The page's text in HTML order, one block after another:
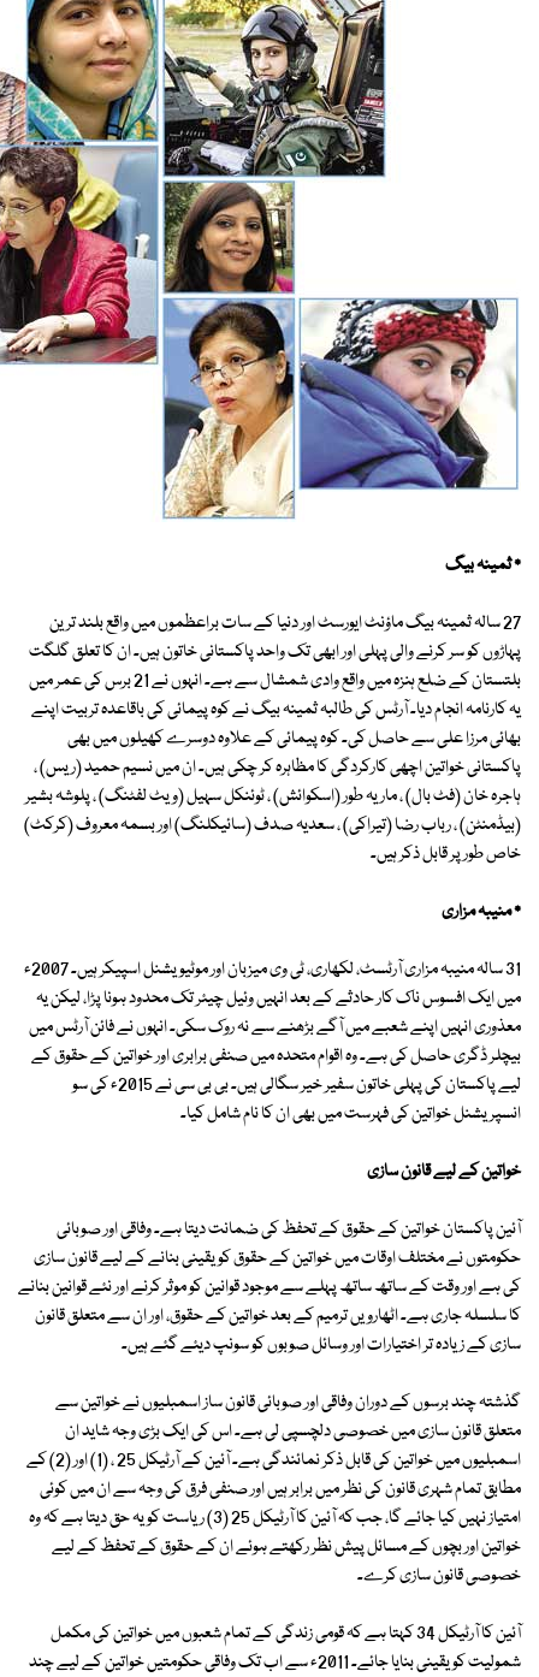
٭ ثمینہ بیگ
27 سالہ ثمینہ بیگ ماؤنٹ ایورسٹ اور دنیا کے سات براعظموں میں واقع بلند ترین
پہاڑوں کو سر کرنے والی پہلی اور ابھی تک واحد پاکستانی خاتون ہیں۔ ان کا تعلق گلگت
بلتستان کے ضلع ہنزہ میں واقع وادی شمشال سے ہے۔ انہوں نے 21 برس کی عمر میں
یہ کارنامہ انجام دیا۔ آرٹس کی طالبہ ثمینہ بیگ نے کوہ پیمائی کی باقاعدہ تربیت اپنے
بھائی مرزا علی سے حاصل کی۔ کوہ پیمائی کے علاوہ دوسرے کھیلوں میں بھی
پاکستانی خواتین اچھی کارکردگی کا مظاہرہ کر چکی ہیں۔ ان میں نسیم حمید (ریس) ،
ہاجرہ خان (فٹ بال) ، ماریہ طور (اسکوائش) ، ٹوئنکل سہیل (ویٹ لفٹنگ) ، پلوشہ بشیر
(بیڈمنٹن) ، رباب رضا (تیراکی) ، سعدیہ صدف (سائیکلنگ) اور بسمہ معروف (کرکٹ)
خاص طور پر قابل ذکر ہیں۔
٭ منیبہ مزاری
31 سالہ منیبہ مزاری آرٹسٹ، لکھاری، ٹی وی میزبان اور موٹیویشنل اسپیکر ہیں۔ 2007ء
میں ایک افسوس ناک کار حادثے کے بعد انہیں وئیل چیئر تک محدود ہونا پڑا، لیکن یہ
معذوری انہیں اپنے شعبے میں آگے بڑھنے سے نہ روک سکی۔ انہوں نے فائن آرٹس میں
بیچلر ڈگری حاصل کی ہے۔ وہ اقوام متحدہ میں صنفی برابری اور خواتین کے حقوق کے
لیے پاکستان کی پہلی خاتون سفیر خیر سگالی ہیں۔ بی بی سی نے 2015ء کی سو
انسپریشنل خواتین کی فہرست میں بھی ان کا نام شامل کیا۔
خواتین کے لیے قانون سازی
آئین پاکستان خواتین کے حقوق کے تحفظ کی ضمانت دیتا ہے۔ وفاقی اور صوبائی
حکومتوں نے مختلف اوقات میں خواتین کے حقوق کو یقینی بنانے کے لیے قانون سازی
کی ہے اور وقت کے ساتھ ساتھ پہلے سے موجود قوانین کو موثر کرنے اور نئے قوانین بنانے
کا سلسلہ جاری ہے۔ اٹھارویں ترمیم کے بعد خواتین کے حقوق، اور ان سے متعلق قانون
سازی کے زیادہ تر اختیارات اور وسائل صوبوں کو سونپ دیئے گئے ہیں۔
گذشتہ چند برسوں کے دوران وفاقی اور صوبائی قانون ساز اسمبلیوں نے خواتین سے
متعلق قانون سازی میں خصوصی دلچسپی لی ہے۔ اس کی ایک بڑی وجہ شاید ان
اسمبلیوں میں خواتین کی قابل ذکر نمائندگی ہے۔ آئین کے آرٹیکل 25 ، (1) اور (2) کے
مطابق تمام شہری قانون کی نظر میں برابر ہیں اور صنفی فرق کی وجہ سے ان میں کوئی
امتیاز نہیں کیا جائے گا، جب کہ آئین کا آرٹیکل 25 (3) ریاست کو یہ حق دیتا ہے کہ وہ
خواتین اور بچوں کے مسائل پیش نظر رکھتے ہوئے ان کے حقوق کے تحفظ کے لیے
خصوصی قانون سازی کرے۔
آئین کا آرٹیکل 34 کہتا ہے کہ قومی زندگی کے تمام شعبوں میں خواتین کی مکمل
شمولیت کو یقینی بنایا جائے۔ 2011ء سے اب تک وفاقی حکومتیں خواتین کے لیے چند